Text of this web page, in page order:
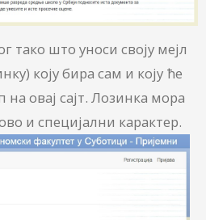
тако што уноси своју мејл
коју бира сам и коју ће
на овај сајт. Лозинка мора
и специјални карактер.